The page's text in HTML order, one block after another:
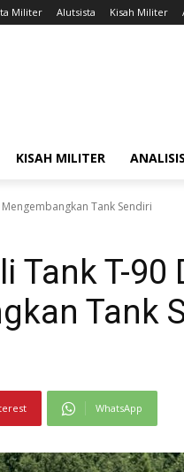
Militer Alutsista Kisah Militer
KISAH MILITER
Tank Sendiri
Tank T-90
Tank
WhatsApp